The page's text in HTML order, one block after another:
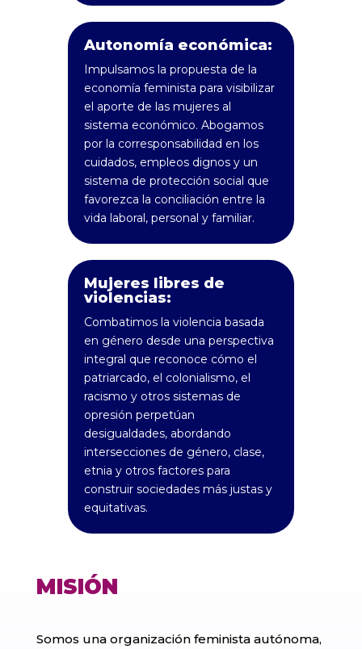
Autonomía económica:
Impulsamos la propuesta de la
economía feminista para visibilizar
el aporte de las mujeres al
sistema económico. Abogamos
por la corresponsabilidad en los
cuidados, empleos dignos y un
sistema de protección social que
favorezca la conciliación entre la
vida laboral, personal y familiar.
Mujeres libres de
violencias:
Combatimos la violencia basada
en género desde una perspectiva
integral que reconoce cómo el
patriarcado, el colonialismo, el
racismo y otros sistemas de
opresión perpetúan
desigualdades, abordando
intersecciones de género, clase,
etnia y otros factores para
construir sociedades más justas y
equitativas.
MISIÓN
Somos una organización feminista autónoma,